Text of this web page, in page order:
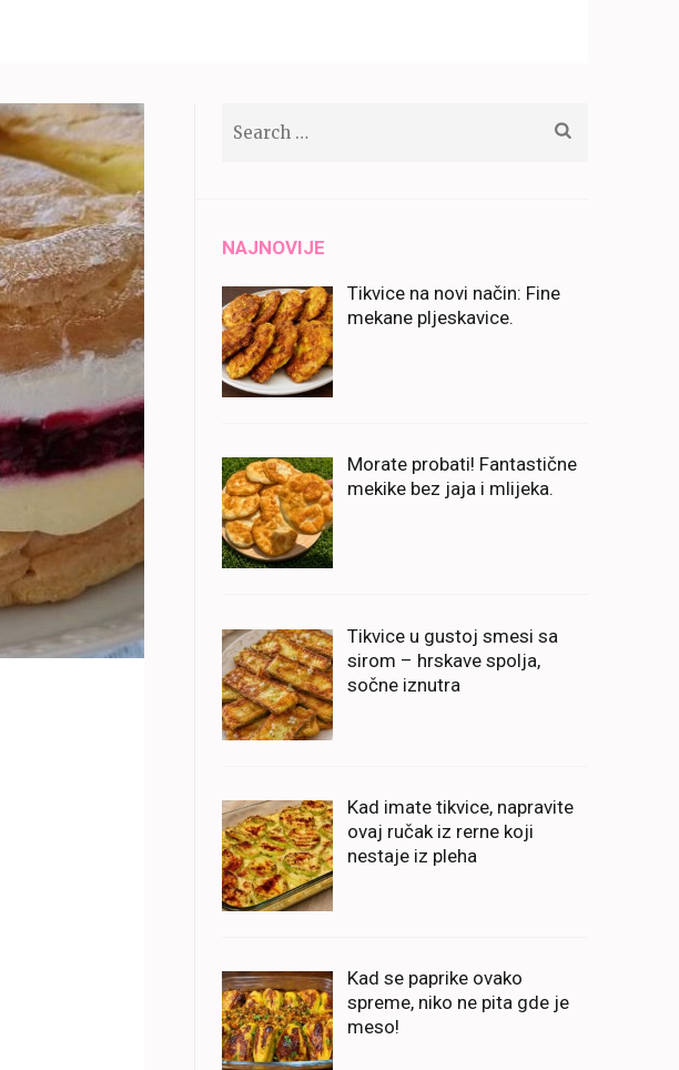
NAJNOVIJE
Tikvice na novi način: Fine
mekane pljeskavice.
Morate probati! Fantastične
mekike bez jaja i mlijeka.
Tikvice u gustoj smesi sa
sirom – hrskave spolja,
sočne iznutra
Kad imate tikvice, napravite
ovaj ručak iz rerne koji
nestaje iz pleha
Kad se paprike ovako
spreme, niko ne pita gde je
meso!